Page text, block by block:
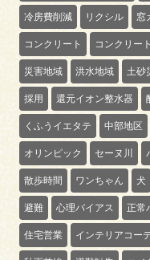
冷房費削減 リクシル 窓
コンクリート コンクリー
災害地域 洪水地域 土砂
採用 還元イオン整水器
くふうイエタテ 中部地区
オリンピック セーヌ川
散歩時間 ワンちゃん 犬
避難 心理バイアス 正常
住宅営業 インテリアコー